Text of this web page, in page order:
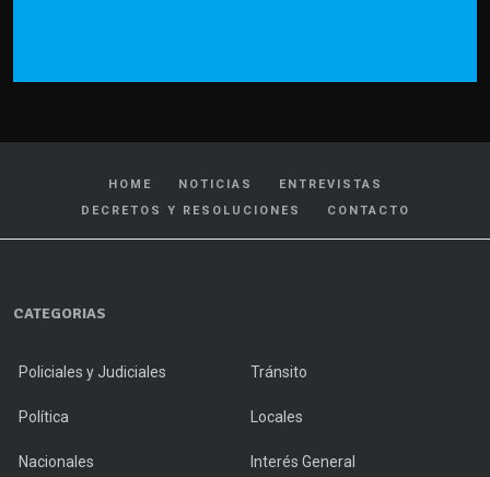
HOME NOTICIAS
ENTREVISTAS
DECRETOS Y RESOLUCIONES
CONTACTO
CATEGORIAS
Policiales y Judiciales Tránsito
Política Locales
Nacionales Interés General